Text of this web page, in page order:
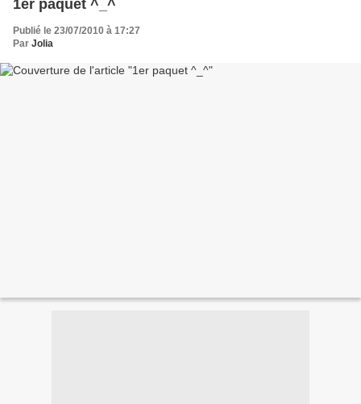
1er paquet ^_^
Publié le 23/07/2010 à 17:27
Par Jolia